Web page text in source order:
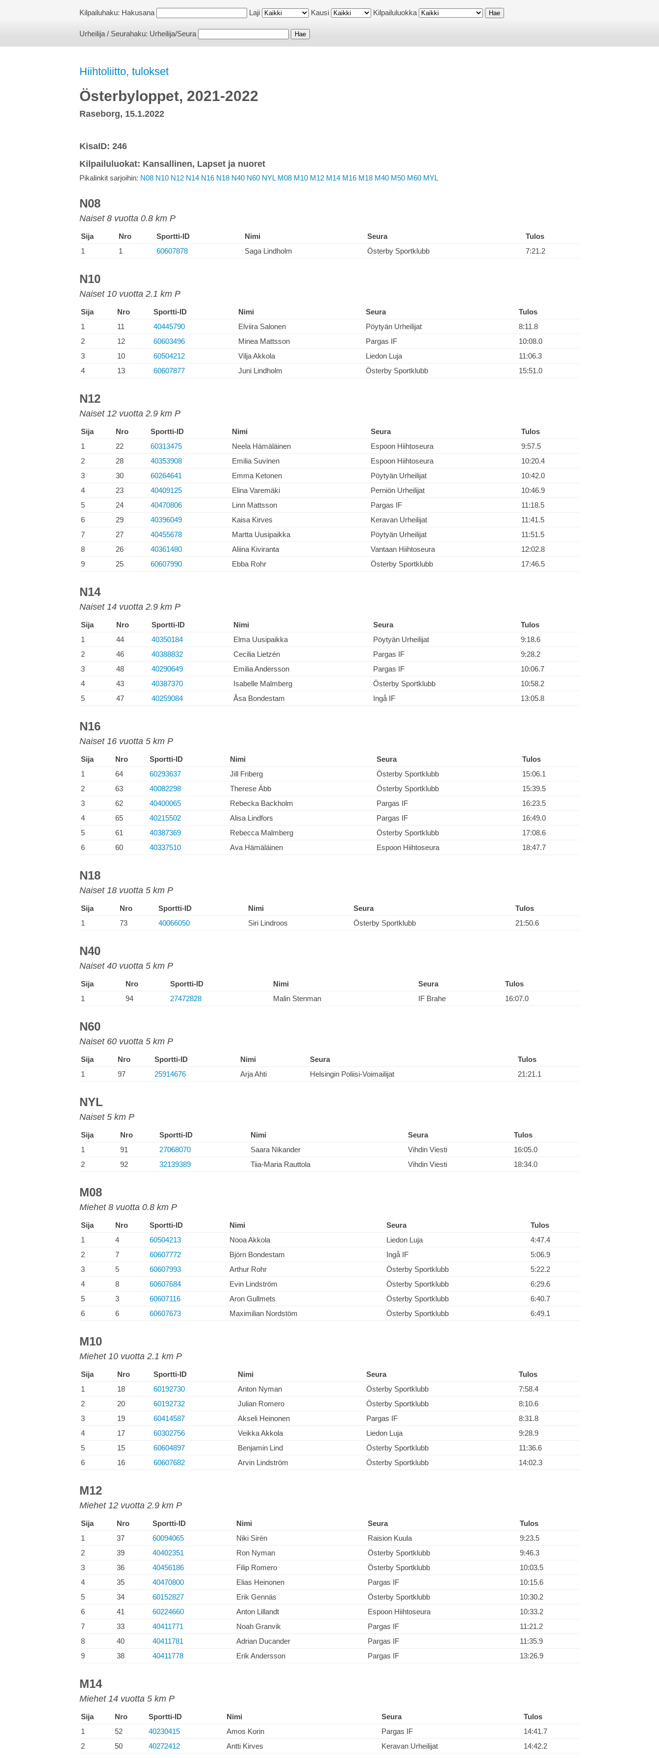
Kilpailuhaku: Hakusana Laji Kausi Kilpailuluokka
Urheilija / Seurahaku: Urheilija/Seura
Hiihtoliitto, tulokset
Österbyloppet, 2021-2022
Raseborg, 15.1.2022
KisaID: 246
Kilpailuluokat: Kansallinen, Lapset ja nuoret
Pikalinkit sarjoihin: N08 N10 N12 N14 N16 N18 N40 N60 NYL M08 M10 M12 M14 M16 M18 M40 M50 M60 MYL
N08
Naiset 8 vuotta 0.8 km P
Sija Nro Sportti-ID Nimi Seura
Tulos
1
1 60607878 Saga Lindholm Österby Sportklubb 7:21.2
N10
Naiset 10 vuotta 2.1 km P
Sija Nro Sportti-ID Nimi Seura
Tulos
1
11 40445790 Elviira Salonen Pöytyän Urheilijat
8:11.8
2
12 60603496 Minea Mattsson Pargas IF
10:08.0
3
10 60504212 Vilja Akkola Liedon Luja
11:06.3
4
13 60607877 Juni Lindholm Österby Sportklubb 15:51.0
N12
Naiset 12 vuotta 2.9 km P
Sija Nro Sportti-ID Nimi Seura
Tulos
1
22 60313475 Neela Hämäläinen Espoon Hiihtoseura
9:57.5
2
28 40353908 Emilia Suvinen Espoon Hiihtoseura
10:20.4
3
30 60264641 Emma Ketonen Pöytyän Urheilijat
10:42.0
4
23 40409125 Elina Varemäki Perniön Urheilijat
10:46.9
5
24 40470806 Linn Mattsson Pargas IF
11:18.5
6
29 40396049 Kaisa Kirves Keravan Urheilijat
11:41.5
7
27 40455678 Martta Uusipaikka Pöytyän Urheilijat
11:51.5
8
26 40361480 Aliina Kiviranta Vantaan Hiihtoseura
12:02.8
9
25 60607990 Ebba Rohr Österby Sportklubb 17:46.5
N14
Naiset 14 vuotta 2.9 km P
Sija Nro Sportti-ID Nimi Seura
Tulos
1
44 40350184 Elma Uusipaikka Pöytyän Urheilijat
9:18.6
2
46 40388832 Cecilia Lietzén Pargas IF
9:28.2
3
48 40290649 Emilia Andersson Pargas IF
10:06.7
4
43 40387370 Isabelle Malmberg Österby Sportklubb
10:58.2
5
47 40259084 Åsa Bondestam Ingå IF 13:05.8
N16
Naiset 16 vuotta 5 km P
Sija Nro Sportti-ID Nimi Seura
Tulos
1
64 60293637 Jill Friberg Österby Sportklubb
15:06.1
2
63 40082298 Therese Äbb Österby Sportklubb
15:39.5
3
62 40400065 Rebecka Backholm Pargas IF
16:23.5
4
65 40215502 Alisa Lindfors Pargas IF
16:49.0
5
61 40387369 Rebecca Malmberg Österby Sportklubb
17:08.6
6
60 40337510 Ava Hämäläinen Espoon Hiihtoseura 18:47.7
N18
Naiset 18 vuotta 5 km P
Sija Nro Sportti-ID Nimi Seura
Tulos
1
73 40066050 Siri Lindroos Österby Sportklubb 21:50.6
N40
Naiset 40 vuotta 5 km P
Sija Nro Sportti-ID Nimi Seura
Tulos
1
94 27472828 Malin Stenman IF Brahe 16:07.0
N60
Naiset 60 vuotta 5 km P
Sija Nro Sportti-ID Nimi Seura
Tulos
1
97 25914676 Arja Ahti Helsingin Poliisi-Voimailijat 21:21.1
NYL
Naiset 5 km P
Sija Nro Sportti-ID Nimi Seura
Tulos
1
91 27068070 Saara Nikander Vihdin Viesti
16:05.0
2
92 32139389 Tiia-Maria Rauttola Vihdin Viesti 18:34.0
M08
Miehet 8 vuotta 0.8 km P
Sija Nro Sportti-ID Nimi Seura
Tulos
1
4 60504213 Nooa Akkola Liedon Luja
4:47.4
2
7 60607772 Björn Bondestam Ingå IF
5:06.9
3
5 60607993 Arthur Rohr Österby Sportklubb
5:22.2
4
8 60607684 Evin Lindström Österby Sportklubb
6:29.6
5
3 60607116 Aron Gullmets Österby Sportklubb
6:40.7
6
6 60607673 Maximilian Nordstöm Österby Sportklubb 6:49.1
M10
Miehet 10 vuotta 2.1 km P
Sija Nro Sportti-ID Nimi Seura
Tulos
1
18 60192730 Anton Nyman Österby Sportklubb
7:58.4
2
20 60192732 Julian Romero Österby Sportklubb
8:10.6
3
19 60414587 Akseli Heinonen Pargas IF
8:31.8
4
17 60302756 Veikka Akkola Liedon Luja
9:28.9
5
15 60604897 Benjamin Lind Österby Sportklubb
11:36.6
6
16 60607682 Arvin Lindström Österby Sportklubb 14:02.3
M12
Miehet 12 vuotta 2.9 km P
Sija Nro Sportti-ID Nimi Seura
Tulos
1
37 60094065 Niki Sirén Raision Kuula
9:23.5
2
39 40402351 Ron Nyman Österby Sportklubb
9:46.3
3
36 40456186 Filip Romero Österby Sportklubb
10:03.5
4
35 40470800 Elias Heinonen Pargas IF
10:15.6
5
34 60152827 Erik Gennäs Österby Sportklubb
10:30.2
6
41 60224660 Anton Lillandt Espoon Hiihtoseura
10:33.2
7
33 40411771 Noah Granvik Pargas IF
11:21.2
8
40 40411781 Adrian Ducander Pargas IF
11:35.9
9
38 40411778 Erik Andersson Pargas IF 13:26.9
M14
Miehet 14 vuotta 5 km P
Sija Nro Sportti-ID Nimi Seura
Tulos
1
52 40230415 Amos Korin Pargas IF
14:41.7
2
50 40272412 Antti Kirves Keravan Urheilijat
14:42.2